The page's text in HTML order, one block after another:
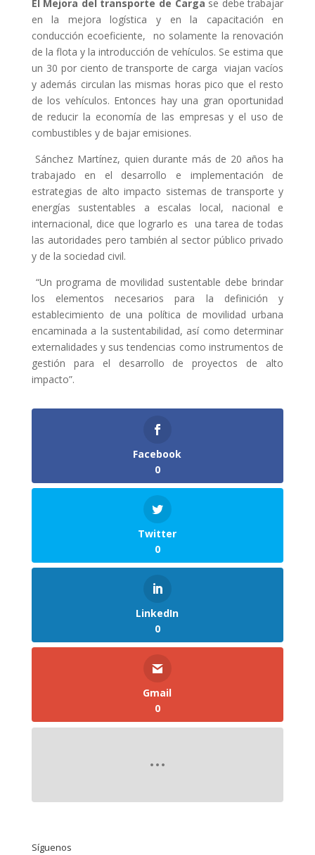
El Mejora del transporte de Carga se debe trabajar
en la mejora logística y en la capacitación en
conducción ecoeficiente, no solamente la renovación
de la flota y la introducción de vehículos. Se estima que
un 30 por ciento de transporte de carga viajan vacíos
y además circulan las mismas horas pico que el resto
de los vehículos. Entonces hay una gran oportunidad
de reducir la economía de las empresas y el uso de
combustibles y de bajar emisiones.
Sánchez Martínez, quien durante más de 20 años ha
trabajado en el desarrollo e implementación de
estrategias de alto impacto sistemas de transporte y
energías sustentables a escalas local, nacional e
internacional, dice que lograrlo es una tarea de todas
las autoridades pero también al sector público privado
y de la sociedad civil.
“Un programa de movilidad sustentable debe brindar
los elementos necesarios para la definición y
establecimiento de una política de movilidad urbana
encaminada a la sustentabilidad, así como determinar
externalidades y sus tendencias como instrumentos de
gestión para el desarrollo de proyectos de alto
impacto”.
Facebook
0
Twitter
0
LinkedIn
0
Gmail
0
Síguenos